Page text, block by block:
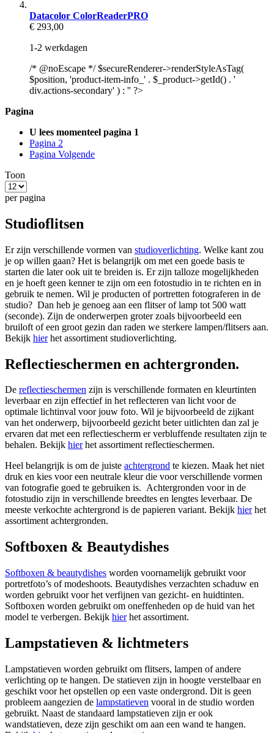
Datacolor ColorReaderPRO
€ 293,00
1-2 werkdagen
/* @noEscape */ $secureRenderer->renderStyleAsTag(
$position, 'product-item-info_' . $_product->getId() . '
div.actions-secondary' ) : '' ?>
Pagina
U lees momenteel pagina 1
Pagina 2
Pagina Volgende
Toon
per pagina
Studioflitsen
Er zijn verschillende vormen van studioverlichting. Welke kant zou
je op willen gaan? Het is belangrijk om met een goede basis te
starten die later ook uit te breiden is. Er zijn talloze mogelijkheden
en je hoeft geen kenner te zijn om een fotostudio in te richten en in
gebruik te nemen. Wil je producten of portretten fotograferen in de
studio? Dan heb je genoeg aan een flitser of lamp tot 500 watt
(seconde). Zijn de onderwerpen groter zoals bijvoorbeeld een
bruiloft of een groot gezin dan raden we sterkere lampen/flitsers aan.
Bekijk hierhet assortiment studioverlichting.
Reflectieschermen en achtergronden.
De reflectieschermen zijn is verschillende formaten en kleurtinten
leverbaar en zijn effectief in het reflecteren van licht voor de
optimale lichtinval voor jouw foto. Wil je bijvoorbeeld de zijkant
van het onderwerp, bijvoorbeeld gezicht beter uitlichten dan zal je
ervaren dat met een reflectiescherm er verbluffende resultaten zijn te
behalen. Bekijk hierhet assortiment reflectieschermen.
Heel belangrijk is om de juiste achtergrond te kiezen. Maak het niet
druk en kies voor een neutrale kleur die voor verschillende vormen
van fotografie goed te gebruiken is. Achtergronden voor in de
fotostudio zijn in verschillende breedtes en lengtes leverbaar. De
meeste verkochte achtergrond is de papieren variant. Bekijk hierhet
assortiment achtergronden.
Softboxen & Beautydishes
Softboxen & beautydishes worden voornamelijk gebruikt voor
portretfoto’s of modeshoots. Beautydishes verzachten schaduw en
worden gebruikt voor het verfijnen van gezicht- en huidtinten.
Softboxen worden gebruikt om oneffenheden op de huid van het
model te verbergen. Bekijk hierhet assortiment.
Lampstatieven & lichtmeters
Lampstatieven worden gebruikt om flitsers, lampen of andere
verlichting op te hangen. De statieven zijn in hoogte verstelbaar en
geschikt voor het opstellen op een vaste ondergrond. Dit is geen
probleem aangezien de lampstatieven vooral in de studio worden
gebruikt. Naast de standaard lampstatieven zijn er ook
wandstatieven, deze zijn geschikt om aan een wand te hangen.